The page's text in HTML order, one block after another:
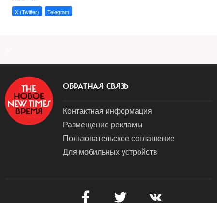
X (Twitter) Telegram
ОБРАТНАЯ СВЯЗЬ
Контактная информация
Размещение рекламы
Пользовательское соглашение
Для мобильных устройств